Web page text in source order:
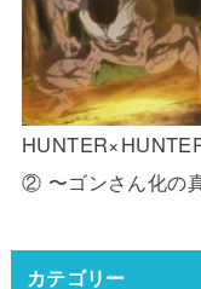
② 〜ゴンさん化の
カテゴリー